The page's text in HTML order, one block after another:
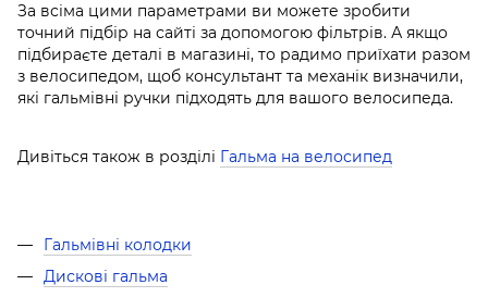
За всіма цими параметрами ви можете зробити
точний підбір на сайті за допомогою фільтрів. А якщо
підбираєте деталі в магазині, то радимо приїхати разом
з велосипедом, щоб консультант та механік визначили,
які гальмівні ручки підходять для вашого велосипеда.
Дивіться також в розділі Гальма на велосипед
Гальмівні колодки
Дискові гальма